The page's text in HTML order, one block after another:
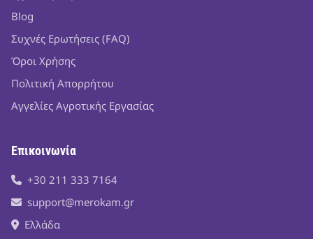
Blog
Συχνές Ερωτήσεις (FAQ)
Όροι Χρήσης
Πολιτική Απορρήτου
Αγγελίες Αγροτικής Εργασίας
Επικοινωνία
+30 211 333 7164
support@merokam.gr
Ελλάδα